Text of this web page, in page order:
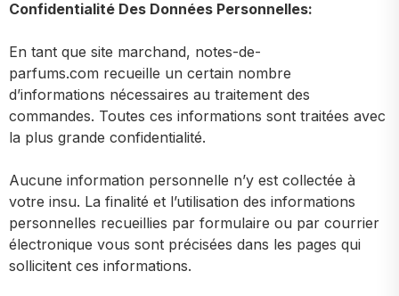
Confidentialité Des Données Personnelles:
En tant que site marchand, notes-de-
parfums.com recueille un certain nombre
d’informations nécessaires au traitement des
commandes. Toutes ces informations sont traitées avec
la plus grande confidentialité.
Aucune information personnelle n’y est collectée à
votre insu. La finalité et l’utilisation des informations
personnelles recueillies par formulaire ou par courrier
électronique vous sont précisées dans les pages qui
sollicitent ces informations.